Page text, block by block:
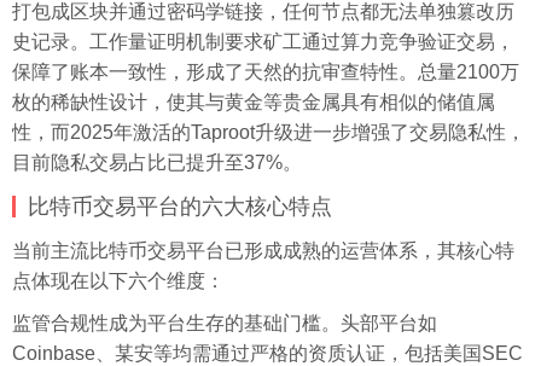
打包成区块并通过密码学链接，任何节点都无法单独篡改历
史记录。工作量证明机制要求矿工通过算力竞争验证交易，
保障了账本一致性，形成了天然的抗审查特性。总量2100万
枚的稀缺性设计，使其与黄金等贵金属具有相似的储值属
性，而2025年激活的Taproot升级进一步增强了交易隐私性，
目前隐私交易占比已提升至37%。
比特币交易平台的六大核心特点
当前主流比特币交易平台已形成成熟的运营体系，其核心特
点体现在以下六个维度：
监管合规性成为平台生存的基础门槛。头部平台如
Coinbase、某安等均需通过严格的资质认证，包括美国SEC